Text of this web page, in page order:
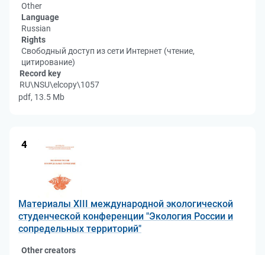
Other
Language
Russian
Rights
Свободный доступ из сети Интернет (чтение,
цитирование)
Record key
RU\NSU\elcopy\1057
pdf, 13.5 Mb
4
Материалы XIII международной экологической
студенческой конференции "Экология России и
сопредельных территорий"
Other creators